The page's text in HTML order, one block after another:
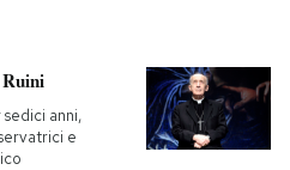
Consumismi
Storie/Idee
Ok Boomer!
anni,
e